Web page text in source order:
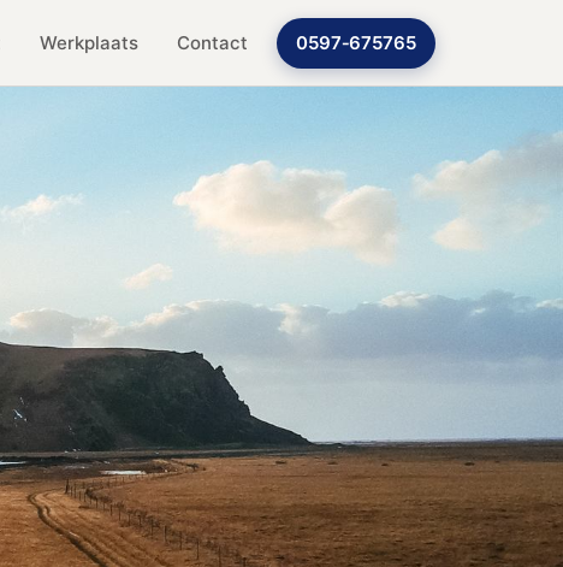
Werkplaats Contact 0597‑675765